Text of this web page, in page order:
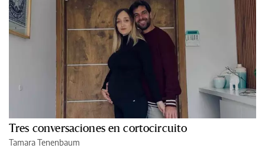
Tres conversaciones en cortocircuito
Tamara Tenenbaum